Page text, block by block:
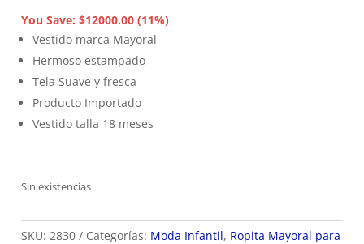
original
era:
$106.900.
You Save: $12000.00 (11%)
Vestido marca Mayoral
Hermoso estampado
Tela Suave y fresca
Producto Importado
Vestido talla 18 meses
Sin existencias
SKU: 2830 Categorías: Moda Infantil, Ropita Mayoral para